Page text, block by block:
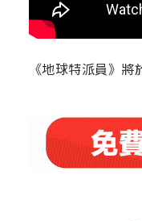
《地球特派員》